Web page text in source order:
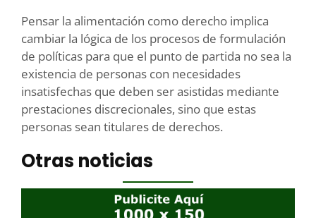
Pensar la alimentación como derecho implica
cambiar la lógica de los procesos de formulación
de políticas para que el punto de partida no sea la
existencia de personas con necesidades
insatisfechas que deben ser asistidas mediante
prestaciones discrecionales, sino que estas
personas sean titulares de derechos.
Otras noticias